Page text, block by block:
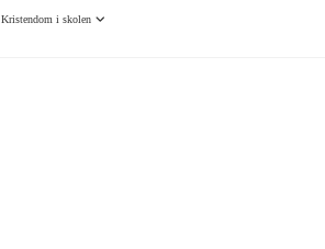
Kristendom i skolen